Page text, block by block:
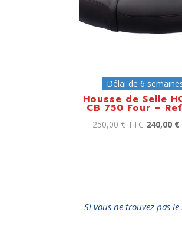
Délai de 6
Housse de Selle
CB 750 Four –
250,00€ TTC 240,00 €
Si vous ne trouvez pas